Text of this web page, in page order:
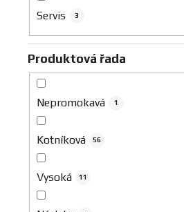
Servis 3
Produktová řada
Nepromokavá 1
Kotníková 56
Vysoká 11